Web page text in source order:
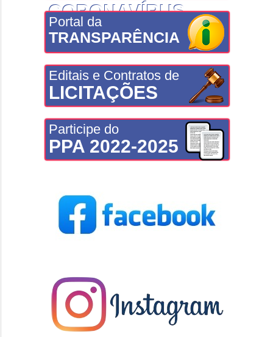
CORONAVÍRUS
Portal da
TRANSPARÊNCIA
Editais e Contratos de
LICITAÇÕES
Participe do
PPA 2022-2025